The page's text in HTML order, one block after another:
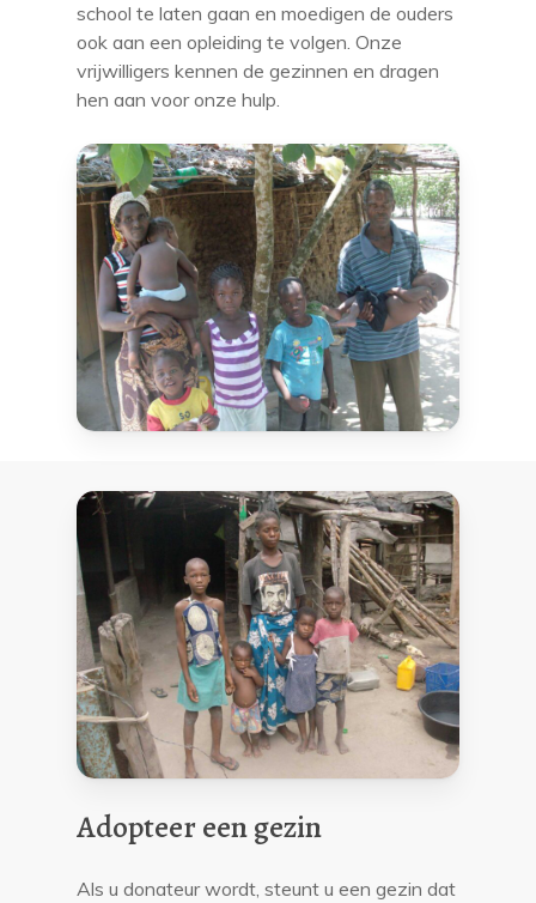
school te laten gaan en moedigen de ouders
ook aan een opleiding te volgen. Onze
vrijwilligers kennen de gezinnen en dragen
hen aan voor onze hulp.
Adopteer een gezin
Als u donateur wordt, steunt u een gezin dat